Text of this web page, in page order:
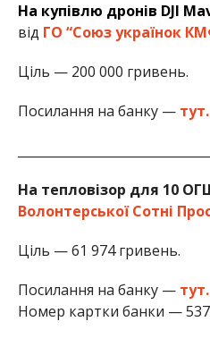
На купівлю дронів DJI
від ГО “Союз українок
Ціль — 200 000 гривень.
Посилання на банку — тут.
На тепловізор для 10
Волонтерської Сотні
Ціль — 61 974 гривень.
Посилання на банку — тут.
Номер картки банки —